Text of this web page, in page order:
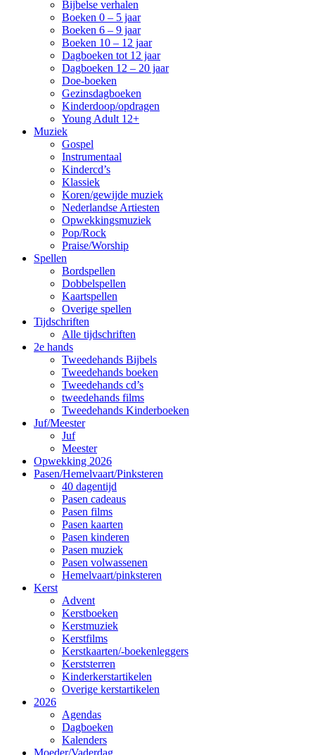
Bijbelse verhalen
Boeken 0 – 5 jaar
Boeken 6 – 9 jaar
Boeken 10 – 12 jaar
Dagboeken tot 12 jaar
Dagboeken 12 – 20 jaar
Doe-boeken
Gezinsdagboeken
Kinderdoop/opdragen
Young Adult 12+
Muziek
Gospel
Instrumentaal
Kindercd’s
Klassiek
Koren/gewijde muziek
Nederlandse Artiesten
Opwekkingsmuziek
Pop/Rock
Praise/Worship
Spellen
Bordspellen
Dobbelspellen
Kaartspellen
Overige spellen
Tijdschriften
Alle tijdschriften
2e hands
Tweedehands Bijbels
Tweedehands boeken
Tweedehands cd’s
tweedehands films
Tweedehands Kinderboeken
Juf/Meester
Juf
Meester
Opwekking 2026
Pasen/Hemelvaart/Pinksteren
40 dagentijd
Pasen cadeaus
Pasen films
Pasen kaarten
Pasen kinderen
Pasen muziek
Pasen volwassenen
Hemelvaart/pinksteren
Kerst
Advent
Kerstboeken
Kerstmuziek
Kerstfilms
Kerstkaarten/-boekenleggers
Kerststerren
Kinderkerstartikelen
Overige kerstartikelen
2026
Agendas
Dagboeken
Kalenders
Moeder/Vaderdag